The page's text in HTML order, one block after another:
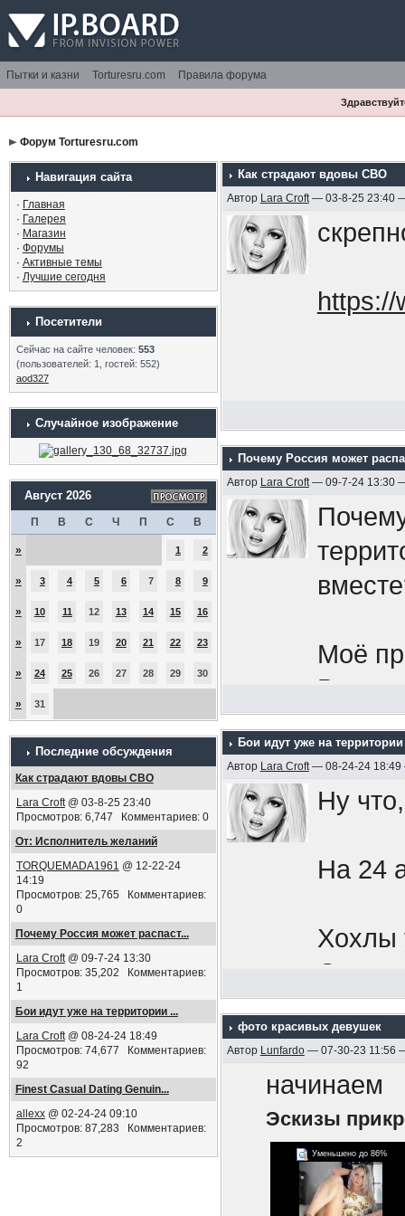
Пытки и казни Torturesru.com Правила форума
Форум Torturesru.com
Навигация сайта
· Главная
· Галерея
· Магазин
· Форумы
· Активные темы
· Лучшие сегодня
Посетители
Сейчас на сайте человек: 553
(пользователей: 1, гостей: 552)
aod327
Случайное изображение
Август 2026
П В С Ч П С В
» 1 2
» 3 4 5 6 7 8 9
» 10 11 12 13 14 15 16
» 17 18 19 20 21 22 23
» 24 25 26 27 28 29 30
» 31
Последние обсуждения
Как страдают вдовы СВО
Lara Croft@ 03-8-25 23:40
Просмотров: 6,747 Комментариев: 0
От: Исполнитель желаний
TORQUEMADA1961 @ 12-22-24
14:19
Просмотров: 25,765 Комментариев:
0
Почему Россия может распаст...
Lara Croft@ 09-7-24 13:30
Просмотров: 35,202 Комментариев:
1
Бои идут уже на территории ...
Lara Croft@ 08-24-24 18:49
Просмотров: 74,677 Комментариев:
92
Finest Сasual Dating Genuin...
allexx@ 02-24-24 09:10
Просмотров: 87,283 Комментариев:
2
Как страдают вдовы СВО
Автор Lara Croft— 03-8-25 23:40
https://
Почему Россия может
Автор Lara Croft— 09-7-24 13:30
Моё
Всу
бы:в
как
будь
ПЫСЫ
Бои идут уже на
Автор Lara Croft— 08-24-24 18:49
Ну
На 24
Хохлы
бреши,
в
фото красивых девушек
Автор Lunfardo— 07-30-23 11:56
начинаем
Эскизы
Уменьшено до 86%